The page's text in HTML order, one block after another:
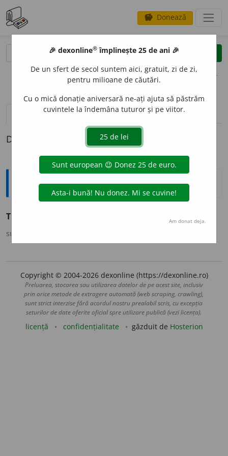
savings Donează
clear
opțiuni
definiții (1)
Definiția cu ID-ul 215419:
Sinonime
TORSION
sursa:
Copyright © 2004-2026 dexonline (https://dexonline.ro)
Preluarea, stocarea sau utilizarea datelor de pe acest site, inclusiv
prin orice metode de extragere automată (web scraping, crawling),
sunt strict interzise fără acordul nostru prealabil scris, cu excepția
seturilor de date oferite oficial spre utilizare publică (vezi licența).
licență confidențialitate găzduit de Hosterion
🎉 dexonline® împlinește 25 de ani 🎉
De un sfert de secol suntem aici, gratuit, zi de zi,
pentru milioane de căutări.
Cu o mică donație aniversară ne-ați ajuta să păstrăm
cuvintele la îndemâna tuturor și pe viitor.
Am donat deja.